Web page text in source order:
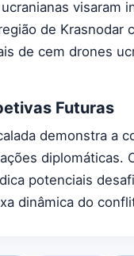
visaram
de Krasnodar
de cem drones
Futuras
demonstra a
diplomáticas.
potenciais
dinâmica do